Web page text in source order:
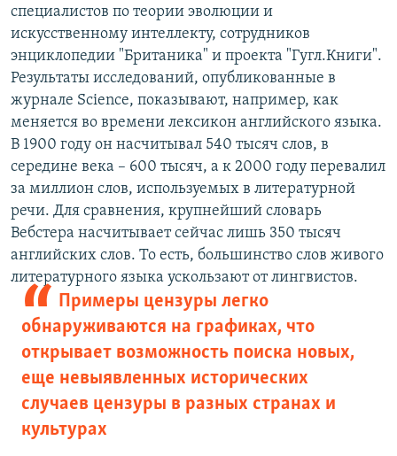
специалистов по теории эволюции и
искусственному интеллекту, сотрудников
энциклопедии "Британика" и проекта "Гугл.Книги".
Результаты исследований, опубликованные в
журнале Science, показывают, например, как
меняется во времени лексикон английского языка.
В 1900 году он насчитывал 540 тысяч слов, в
середине века – 600 тысяч, а к 2000 году перевалил
за миллион слов, используемых в литературной
речи. Для сравнения, крупнейший словарь
Вебстера насчитывает сейчас лишь 350 тысяч
английских слов. То есть, большинство слов живого
литературного языка ускользают от лингвистов.
Примеры цензуры легко
обнаруживаются на графиках, что
открывает возможность поиска новых,
еще невыявленных исторических
случаев цензуры в разных странах и
культурах